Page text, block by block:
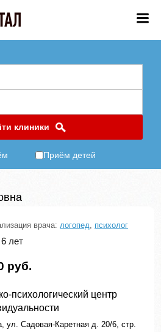
клиники
Приём детей
врача: логопед, психолог
лет
руб.
психологический центр
ул. Садовая-Каретная д. 20/6, стр.